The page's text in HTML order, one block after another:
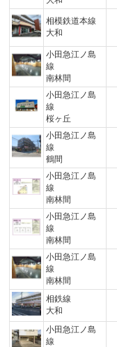
相模鉄道本線
大和
小田急江ノ島
線
南林間
小田急江ノ島
線
桜ヶ丘
小田急江ノ島
線
鶴間
小田急江ノ島
線
南林間
小田急江ノ島
線
南林間
小田急江ノ島
線
南林間
相鉄線
大和
小田急江ノ島
線